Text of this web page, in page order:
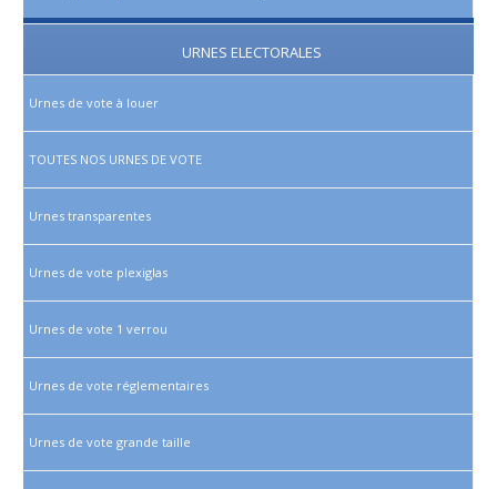
URNES ELECTORALES
Urnes de vote à louer
TOUTES NOS URNES DE VOTE
Urnes transparentes
Urnes de vote plexiglas
Urnes de vote 1 verrou
Urnes de vote réglementaires
Urnes de vote grande taille